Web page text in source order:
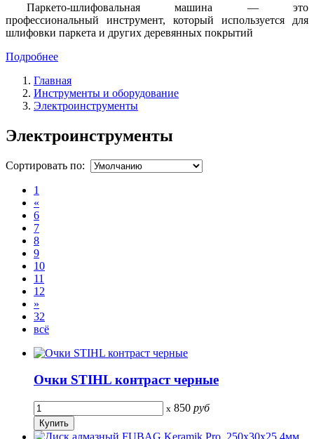
Паркето-шлифовальная машина — это
профессиональный инструмент, который используется для
шлифовки паркета и других деревянных покрытий
Подробнее
Главная
Инструменты и оборудование
Электроинструменты
Электроинструменты
Сортировать по:
1
«
6
7
8
9
10
11
12
»
32
всё
Очки STIHL контраст черные
x 850 руб